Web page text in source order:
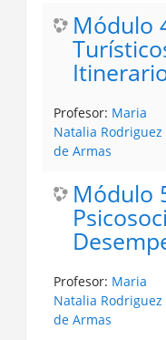
Módulo
Profesor: Maria
Natalia Rodriguez
de Armas
Módulo
Profesor: Maria
Natalia Rodriguez
de Armas